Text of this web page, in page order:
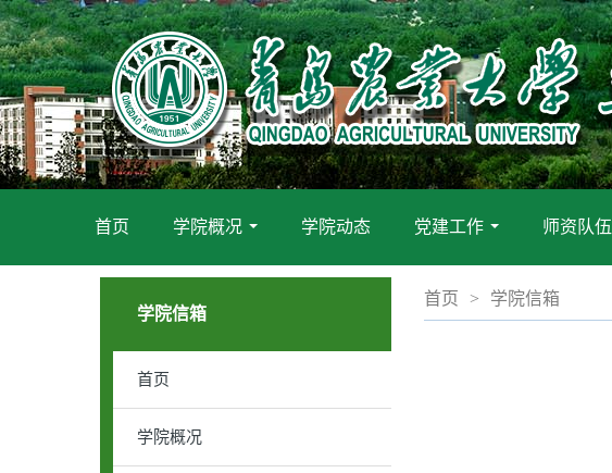
首页
学院概况
学院动态
党建工作
师资队伍
学院信箱
首页
学院概况
首页 > 学院信箱